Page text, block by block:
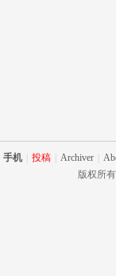
手机 投稿 Archiver
版权所